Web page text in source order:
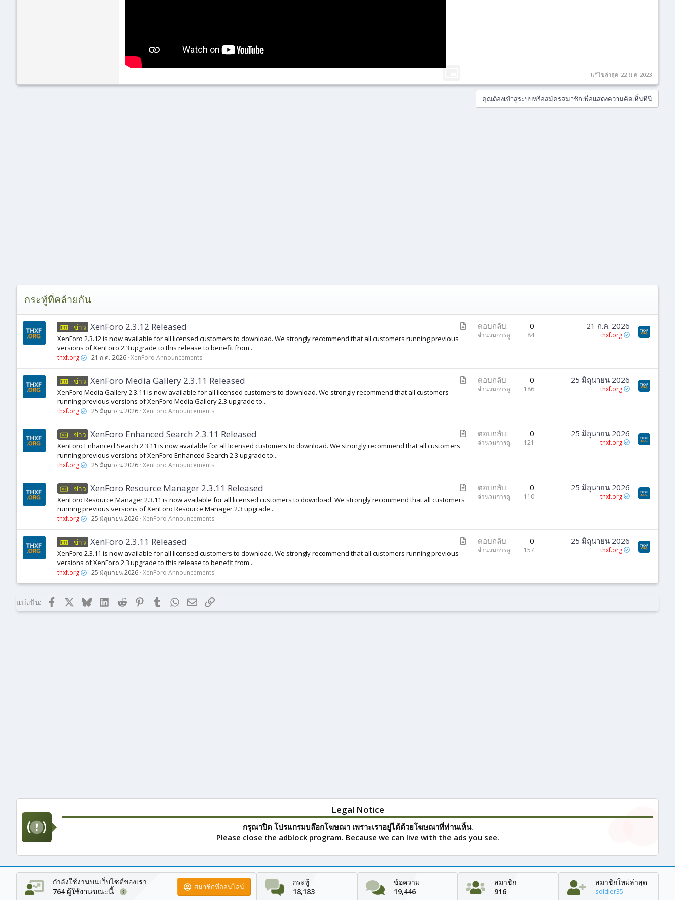
แก้ไขล่าสุด: 22 ม.ค. 2023
คุณต้องเข้าสู่ระบบหรือสมัครสมาชิกเพื่อแสดงความคิดเห็นที่นี่
กระทู้ที่คล้ายกัน
า
ข่าว XenForo 2.3.12 Released
XenForo 2.3.12 is now available for all licensed customers to download. We strongly recommend that all customers running previous
versions of XenForo 2.3 upgrade to this release to benefit from...
thxf.org 21 ก.ค. 2026 XenForo Announcements
ตอบกลับ 0
จำนวนการดู 84
21 ก.ค. 2026
thxf.org
า
ข่าว XenForo Media Gallery 2.3.11 Released
XenForo Media Gallery 2.3.11 is now available for all licensed customers to download. We strongly recommend that all customers
running previous versions of XenForo Media Gallery 2.3 upgrade to...
thxf.org 25 มิถุนายน 2026 XenForo Announcements
ตอบกลับ 0
จำนวนการดู 186
25 มิถุนายน 2026
thxf.org
า
ข่าว XenForo Enhanced Search 2.3.11 Released
XenForo Enhanced Search 2.3.11 is now available for all licensed customers to download. We strongly recommend that all customers
running previous versions of XenForo Enhanced Search 2.3 upgrade to...
thxf.org 25 มิถุนายน 2026 XenForo Announcements
ตอบกลับ 0
จำนวนการดู 121
25 มิถุนายน 2026
thxf.org
า
ข่าว XenForo Resource Manager 2.3.11 Released
XenForo Resource Manager 2.3.11 is now available for all licensed customers to download. We strongly recommend that all customers
running previous versions of XenForo Resource Manager 2.3 upgrade...
thxf.org 25 มิถุนายน 2026 XenForo Announcements
ตอบกลับ 0
จำนวนการดู 110
25 มิถุนายน 2026
thxf.org
า
ข่าว XenForo 2.3.11 Released
XenForo 2.3.11 is now available for all licensed customers to download. We strongly recommend that all customers running previous
versions of XenForo 2.3 upgrade to this release to benefit from...
thxf.org 25 มิถุนายน 2026 XenForo Announcements
ตอบกลับ 0
จำนวนการดู 157
25 มิถุนายน 2026
thxf.org
แบ่งปัน: FacebookX (ทวิตเตอร์)
BlueskyLinkedIn
Reddit Pinterest
TumblrWhatsApp
อีเมลลิงก์
Legal Notice
กรุณาปิด โปรแกรมบล๊อกโฆษณา เพราะเราอยู่ได้ด้วยโฆษณาที่ท่านเห็น.
Please close the adblock program. Because we can live with the ads you see.
กำลังใช้งานบนเว็บไซต์ของเรา
764 ผู้ใช้งานขณะนี้ สมาชิกที่ออนไลน์
กระทู้
18,183
ข้อความ
19,446
สมาชิก
916
สมาชิกใหม่ล่าสุด
soldier35